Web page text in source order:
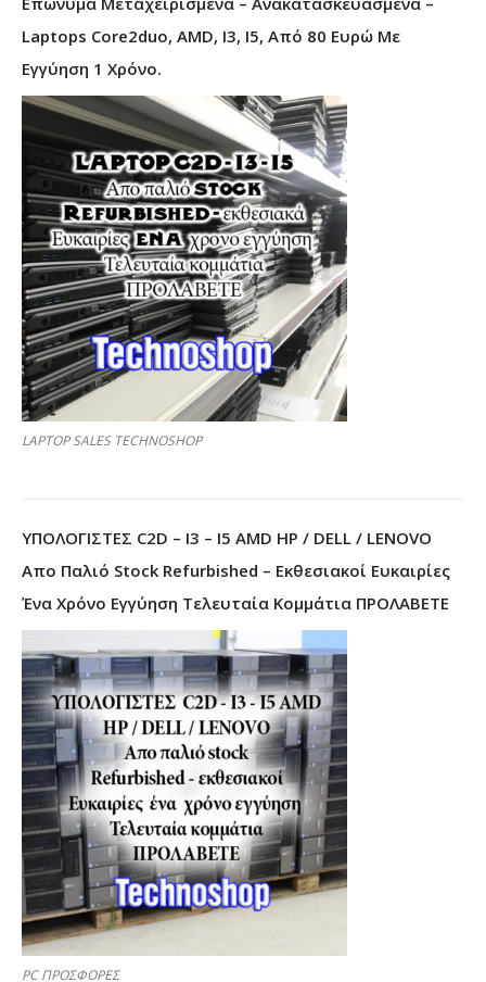
Laptops Core2duo, AMD, I3, I5, Από 80 Ευρώ Με
Εγγύηση 1 Χρόνο.
LAPTOP SALES TECHNOSHOP
ΥΠΟΛΟΓΙΣΤΕΣ C2D – I3 – I5 AMD HP / DELL / LENOVO
Απο Παλιό Stock Refurbished – Εκθεσιακοί Ευκαιρίες
Ένα Χρόνο Εγγύηση Τελευταία Κομμάτια ΠΡΟΛΑΒΕΤΕ
PC ΠΡΟΣΦΟΡΕΣ